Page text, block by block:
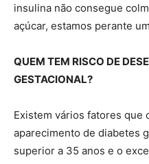
insulina não consegue
açúcar, estamos perante
QUEM TEM RISCO DE
GESTACIONAL?
Existem vários fatores que
aparecimento de diabetes
superior a 35 anos e o